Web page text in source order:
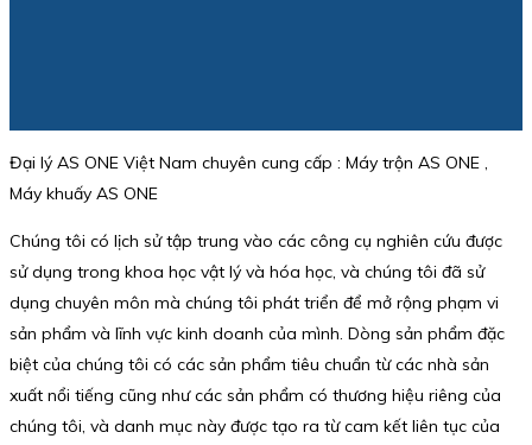
Đại lý AS ONE Việt Nam chuyên cung cấp : Máy trộn AS ONE ,
Máy khuấy AS ONE
Chúng tôi có lịch sử tập trung vào các công cụ nghiên cứu được
sử dụng trong khoa học vật lý và hóa học, và chúng tôi đã sử
dụng chuyên môn mà chúng tôi phát triển để mở rộng phạm vi
sản phẩm và lĩnh vực kinh doanh của mình. Dòng sản phẩm đặc
biệt của chúng tôi có các sản phẩm tiêu chuẩn từ các nhà sản
xuất nổi tiếng cũng như các sản phẩm có thương hiệu riêng của
chúng tôi, và danh mục này được tạo ra từ cam kết liên tục của